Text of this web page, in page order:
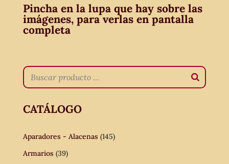
Pincha en la lupa que hay sobre las
imágenes, para verlas en pantalla
completa
CATÁLOGO
Aparadores - Alacenas (145)
Armarios (39)